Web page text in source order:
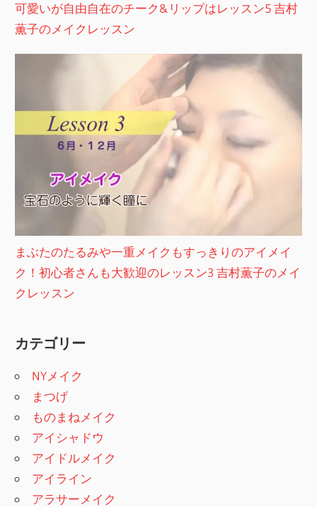
可愛いが自由自在のチーク&リップはレッスン5 吉村
薫子のメイクレッスン
まぶたのたるみや一重メイクもすっきりのアイメイ
ク！初心者さんも大歓迎のレッスン3 吉村薫子のメイ
クレッスン
カテゴリー
NYメイク
まつげ
ものまねメイク
アイシャドウ
アイドルメイク
アイライン
アラサーメイク